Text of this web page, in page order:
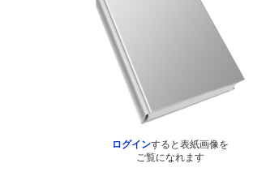
ログインすると表紙画像を
ご覧になれます